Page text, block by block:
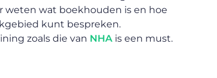
wat boekhouden is en hoe
kunt bespreken.
zoals die van NHA is een must.